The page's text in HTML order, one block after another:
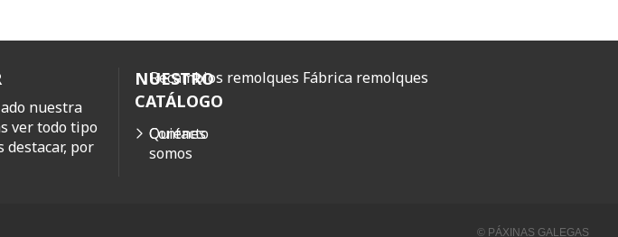
nuestra
ver todo tipo
destacar, por
NUESTRO
CATÁLOGO
Quiénes
somos
Contacto
Recambios remolques Fábrica remolques
© PÁXINAS GALEGAS